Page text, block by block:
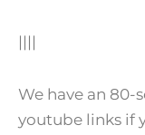
||||
We have an
youtube links if